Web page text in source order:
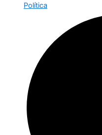
Política